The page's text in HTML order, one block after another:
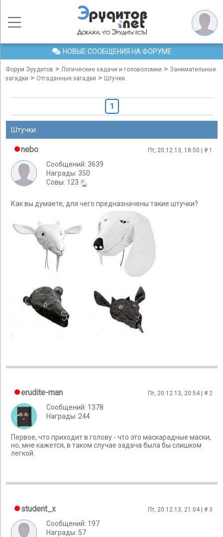
НОВЫЕ СООБЩЕНИЯ НА ФОРУМЕ
Форум Эрудитов > Логические задачи и головоломки > Занимательные
загадки > Отгаданные загадки > Штучки.
1
Штучки.
nebo Пт, 20.12.13, 18:50 | # 1
Сообщений: 3639
Награды: 350
Cовы: 123
Как вы думаете, для чего предназначены такие штучки?
erudite-man Пт, 20.12.13, 20:54 | # 2
Сообщений: 1378
Награды: 244
Первое, что приходит в голову - что это маскарадные маски,
но, мне кажется, в таком случае задача была бы слишком
легкой.
student_x Пт, 20.12.13, 21:04 | # 3
Сообщений: 197
Награды: 57